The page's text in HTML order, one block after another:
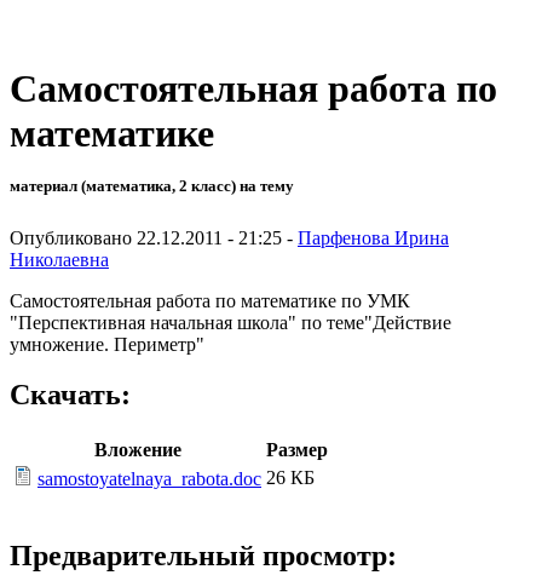
Самостоятельная работа по
математике
материал (математика, 2 класс) на тему
Опубликовано 22.12.2011 - 21:25 - Парфенова Ирина
Николаевна
Самостоятельная работа по математике по УМК
"Перспективная начальная школа" по теме"Действие
умножение. Периметр"
Скачать:
Вложение
Размер
samostoyatelnaya_rabota.doc 26 КБ
Предварительный просмотр: